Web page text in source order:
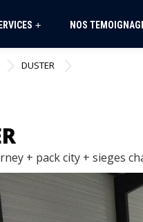
+ NOS
DUSTER
+ pack city + sieges